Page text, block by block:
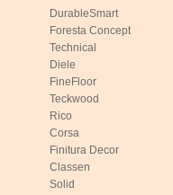
DurableSmart
Foresta Concept
Technical
Diele
FineFloor
Teckwood
Rico
Corsa
Finitura Decor
Classen
Solid